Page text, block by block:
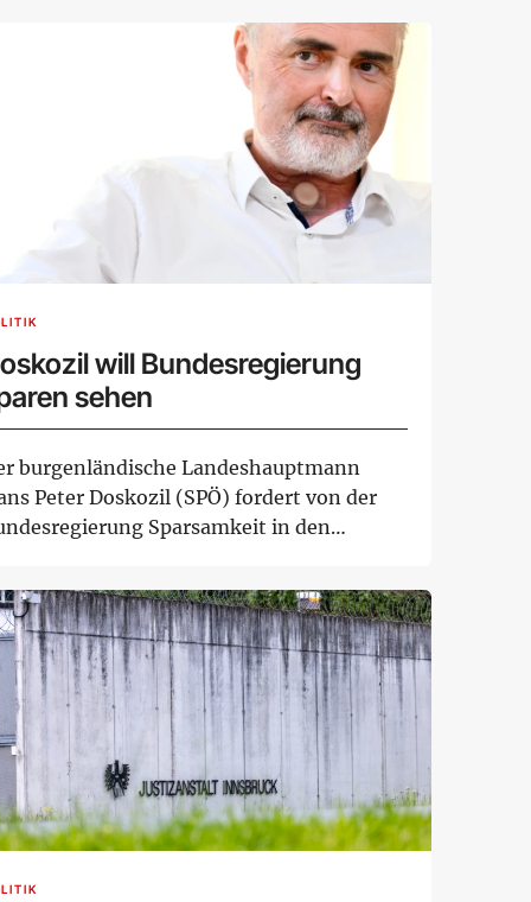
will Bundesregierung
sehen
burgenländische Landeshauptmann
Peter Doskozil (SPÖ) fordert von der
Sparsamkeit in den